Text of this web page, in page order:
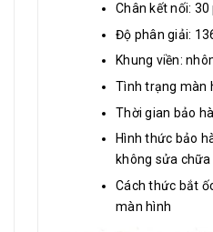
Chân kết nối: 30
Độ phân giải:
Khung viền:
Tình trạng màn
Thời gian bảo
Hình thức bảo
không sửa chữa
Cách thức bắt
màn hình